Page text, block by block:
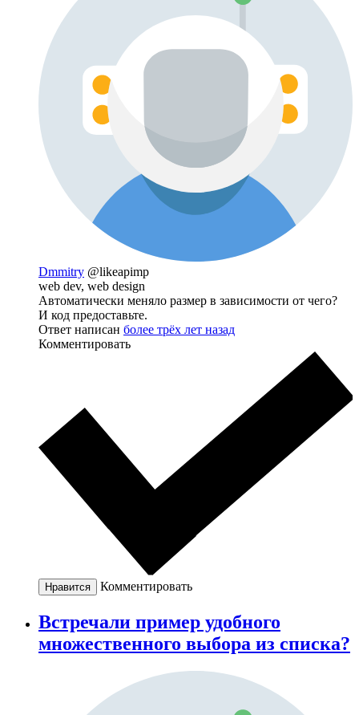
Dmmitry @likeapimp
web dev, web design
Автоматически меняло размер в зависимости от чего?
И код предоставьте.
Ответ написан более трёх лет назад
Комментировать
Нравится Комментировать
Встречали пример удобного
множественного выбора из списка?